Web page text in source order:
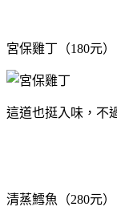
宮保雞丁（180元）
這道也挺入味，不
清蒸鱈魚（280元）